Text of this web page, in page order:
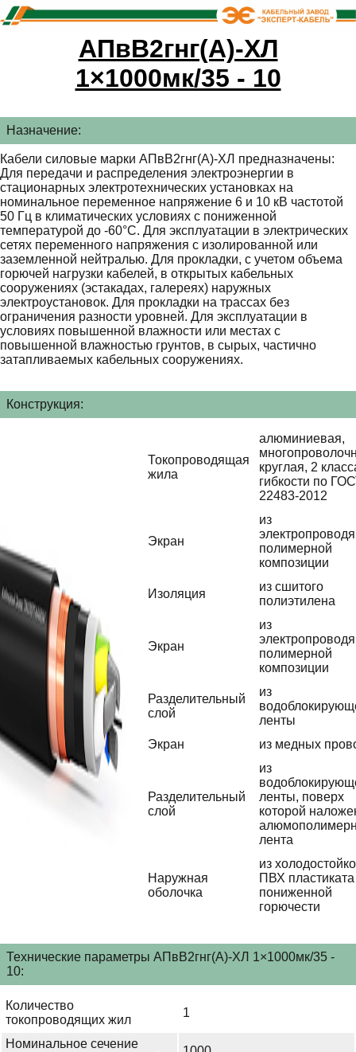
АПвВ2гнг(А)-ХЛ
1×1000мк/35 - 10
Назначение:
Кабели силовые марки АПвВ2гнг(А)-ХЛ предназначены:
Для передачи и распределения электроэнергии в
стационарных электротехнических установках на
номинальное переменное напряжение 6 и 10 кВ частотой
50 Гц в климатических условиях с пониженной
температурой до -60°С. Для эксплуатации в электрических
сетях переменного напряжения с изолированной или
заземленной нейтралью. Для прокладки, с учетом объема
горючей нагрузки кабелей, в открытых кабельных
сооружениях (эстакадах, галереях) наружных
электроустановок. Для прокладки на трассах без
ограничения разности уровней. Для эксплуатации в
условиях повышенной влажности или местах с
повышенной влажностью грунтов, в сырых, частично
затапливаемых кабельных сооружениях.
Конструкция:
Токопроводящая
жила
алюминиевая,
круглая, 2
гибкости по
22483-2012
Экран
из
полимерной
композиции
Изоляция
из сшитого
полиэтилена
Экран
из
полимерной
композиции
Разделительный
слой
из
ленты
Экран
из медных
Разделительный
слой
из
ленты, поверх
которой
лента
Наружная
оболочка
из
ПВХ пластиката
пониженной
горючести
Технические параметры АПвВ2гнг(А)-ХЛ 1×1000мк/35 -
10:
Количество
токопроводящих жил
1
Номинальное сечение